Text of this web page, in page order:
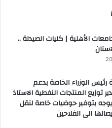
الأهلية | كليات الصيدلة ..
رئيس الوزراء الخاصة بدعم
توزيع المنتجات النفطية الاستاذ
بتوفير حوضيات خاصة لنقل
الى الفلاحين